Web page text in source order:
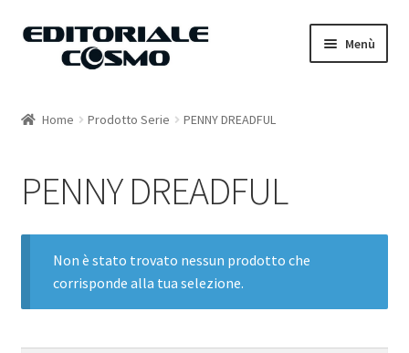
Vai
Vai
Menù
Carrello
Il mio account
Home Prodotto Serie PENNY DREADFUL
PENNY DREADFUL
Non è stato trovato nessun prodotto che
corrisponde alla tua selezione.